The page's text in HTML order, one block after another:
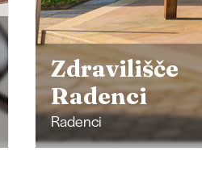
Youth Hostel
Radenci
Radenci